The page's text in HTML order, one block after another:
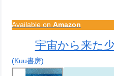
Available on Amazon
宇宙から来た少
(Kuu書房)